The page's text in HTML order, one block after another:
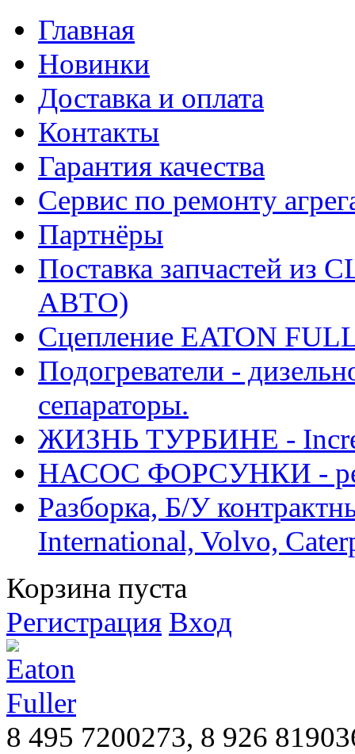
Главная
Новинки
Доставка и оплата
Контакты
Гарантия качества
Сервис по ремонту
Партнёры
Поставка запчастей
АВТО)
Сцепление EATON
Подогреватели -
сепараторы.
ЖИЗНЬ ТУРБИНЕ -
НАСОС ФОРСУНКИ -
Разборка, Б/У
International, Volvo,
Корзина пуста
Регистрация Вход
8 495 7200273, 8 926